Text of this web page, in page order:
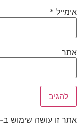
אימייל *
אתר
אתר זו עושה שימוש ב-Akismet כדי לסנן תגובות זבל.